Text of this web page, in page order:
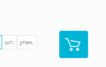
шт. упак.